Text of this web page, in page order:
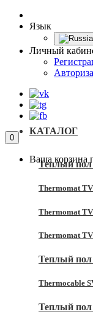
Язык
Личный
0
Ваша корзина
КАТАЛОГ
Теплый
Thermomat
Thermomat
Thermomat
Теплый пол
Thermocable
Теплый пол